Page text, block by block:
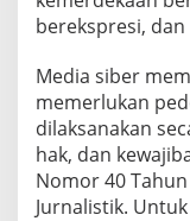
0
2
0
:
0
0
W
I
B
berekspresi,
Media siber
memerlukan
dilaksanakan
hak, dan
Nomor 40
Jurnalistik.